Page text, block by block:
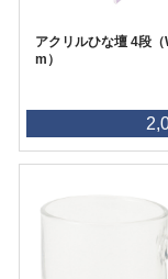
アクリルひな壇 4段
m）